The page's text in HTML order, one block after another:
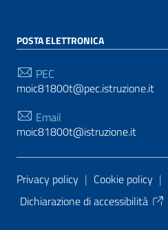
POSTA ELETTRONICA
PEC
moic81800t@pec.istruzione.it
Email
moic81800t@istruzione.it
Sezione Link Utili
Privacy policy | Cookie policy |
Dichiarazione di accessibilità